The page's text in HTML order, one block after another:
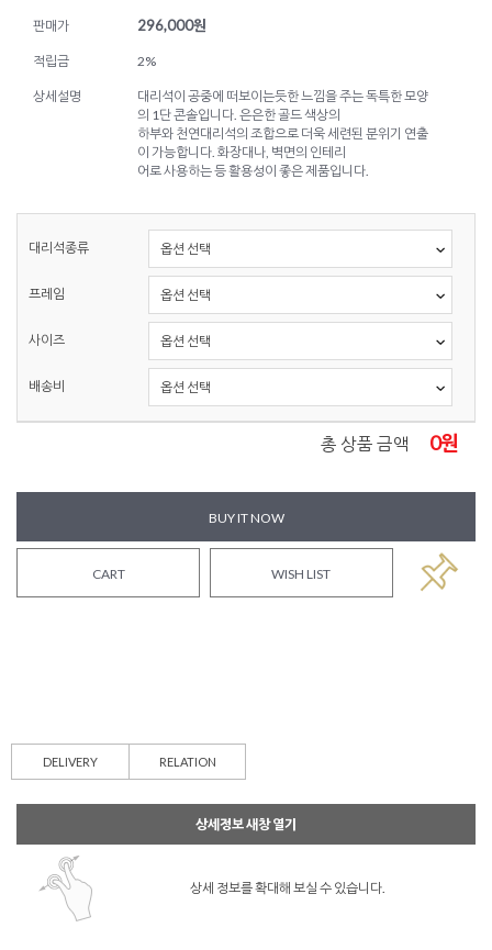
판매가 296,000원
적립금 2%
상세설명
대리석이 공중에 떠보이는듯한 느낌을 주는 독특한 모양
의 1단 콘솔입니다. 은은한 골드 색상의
하부와 천연대리석의 조합으로 더욱 세련된 분위기 연출
이 가능합니다. 화장대나, 벽면의 인테리
어로 사용하는 등 활용성이 좋은 제품입니다.
대리석종류
프레임
사이즈
배송비
총 상품 금액 0원
BUY IT NOW
CART WISH LIST
DELIVERY RELATION
상세정보 새창 열기
상세 정보를 확대해 보실 수 있습니다.